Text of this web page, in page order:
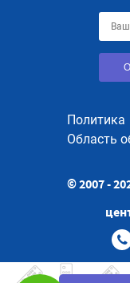
Область
© 2007 -